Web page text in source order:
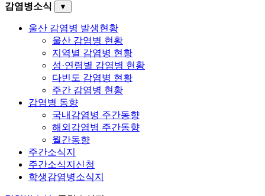
감염병소식 ▼
울산 감염병 발생현황
울산 감염병 현황
지역별 감염병 현황
성·연령별 감염병 현황
다빈도 감염병 현황
주간 감염병 현황
감염병 동향
국내감염병 주간동향
해외감염병 주간동향
월간동향
주간소식지
주간소식지신청
학생감염병소식지